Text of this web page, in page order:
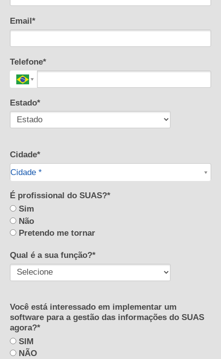
Email*
Telefone*
Estado*
Cidade*
Cidade *
Cidade*
É profissional do SUAS?*
Sim
Não
Pretendo me tornar
Qual é a sua função?*
Você está interessado em implementar um
software para a gestão das informações do SUAS
agora?*
SIM
NÃO